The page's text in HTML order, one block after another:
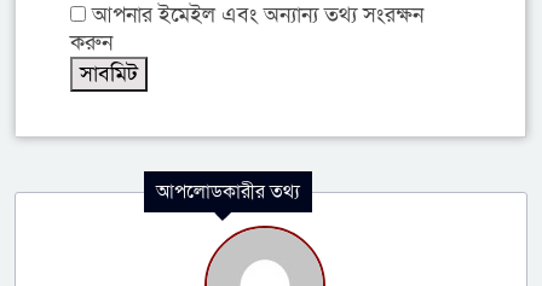
আপনার ইমেইল এবং অন্যান্য তথ্য সংরক্ষন
করুন
আপলোডকারীর তথ্য